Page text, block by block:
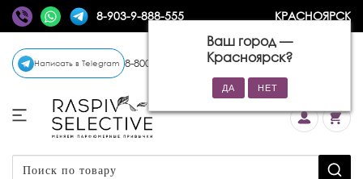
8-903-9-888-555 КРАСНОЯРСК
Ваш город —
Красноярск?
Написать в Telegram 8-800-770-72-34 (бесплатно)